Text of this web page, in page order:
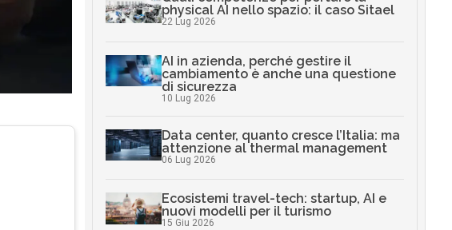
physical AI nello spazio: il caso Sitael
22 Lug 2026
AI in azienda, perché gestire il
cambiamento è anche una questione
di sicurezza
10 Lug 2026
Data center, quanto cresce l’Italia: ma
attenzione al thermal management
06 Lug 2026
Ecosistemi travel-tech: startup, AI e
nuovi modelli per il turismo
15 Giu 2026